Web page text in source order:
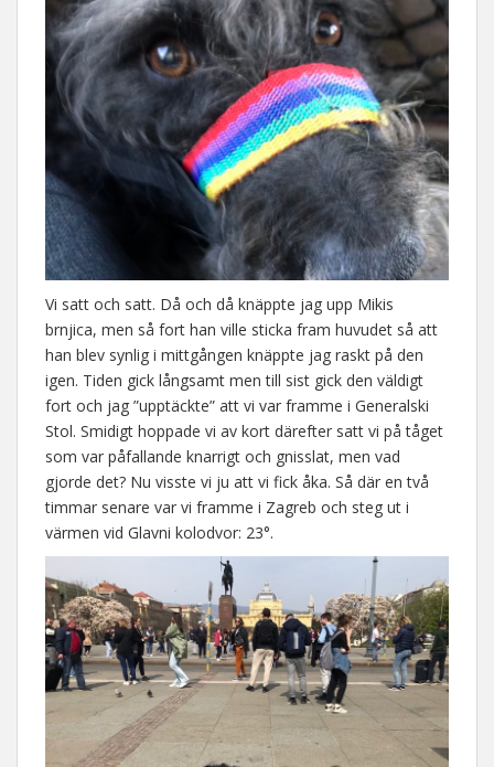
Vi satt och satt. Då och då knäppte jag upp Mikis
brnjica, men så fort han ville sticka fram huvudet så att
han blev synlig i mittgången knäppte jag raskt på den
igen. Tiden gick långsamt men till sist gick den väldigt
fort och jag ”upptäckte” att vi var framme i Generalski
Stol. Smidigt hoppade vi av kort därefter satt vi på tåget
som var påfallande knarrigt och gnisslat, men vad
gjorde det? Nu visste vi ju att vi fick åka. Så där en två
timmar senare var vi framme i Zagreb och steg ut i
värmen vid Glavni kolodvor: 23°.